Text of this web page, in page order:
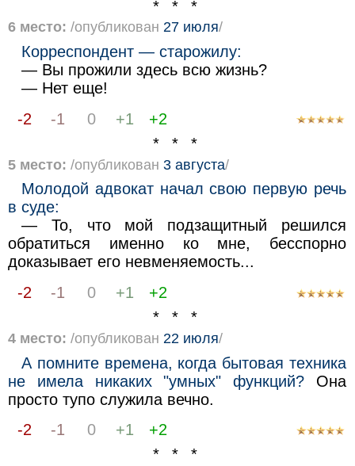
* * *
6 место: /опубликован 27 июля/
Корреспондент — старожилу:
— Вы прожили здесь всю жизнь?
— Нет еще!
-2
-1 0 +1
+2
* * *
5 место: /опубликован 3 августа/
Молодой адвокат начал свою первую речь
в суде:
— То, что мой подзащитный решился
обратиться именно ко мне, бесспорно
доказывает его невменяемость...
-2
-1 0 +1
+2
* * *
4 место: /опубликован 22 июля/
А помните времена, когда бытовая техника
не имела никаких "умных" функций? Она
просто тупо служила вечно.
-2
-1 0 +1
+2
* * *